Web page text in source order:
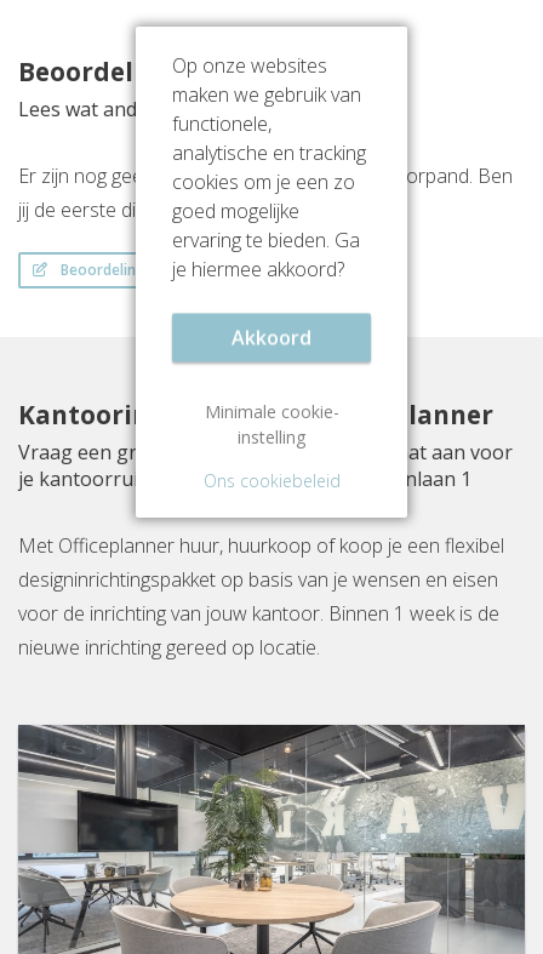
Beoordelingen
Lees wat anderen vinden van deze locatie
Er zijn nog geen beoordelingen over dit kantoorpand. Ben
jij de eerste die een beoordeling achterlaat?
Beoordeling schrijven
Kantoorinrichting met Officeplanner
Vraag een gratis inrichtingsvoorstel op maat aan voor
je kantoorruimte aan Van der Oudermeulenlaan 1
Met Officeplanner huur, huurkoop of koop je een flexibel
designinrichtingspakket op basis van je wensen en eisen
voor de inrichting van jouw kantoor. Binnen 1 week is de
nieuwe inrichting gereed op locatie.
Op onze websites
maken we gebruik van
functionele,
analytische en tracking
cookies om je een zo
goed mogelijke
ervaring te bieden. Ga
je hiermee akkoord?
Akkoord
Minimale cookie-
instelling
Ons cookiebeleid